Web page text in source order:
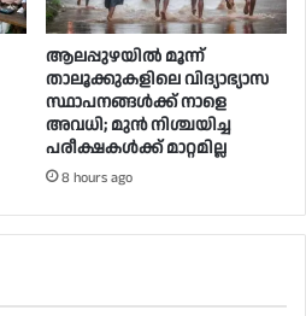
ആലപ്പുഴയിൽ മൂന്ന്
താലൂക്കുകളിലെ വിദ്യാഭ്യാസ
സ്ഥാപനങ്ങൾക്ക് നാളെ
അവധി; മുൻ നിശ്ചയിച്ച
പരീക്ഷകൾക്ക് മാറ്റമില്ല
8 hours ago